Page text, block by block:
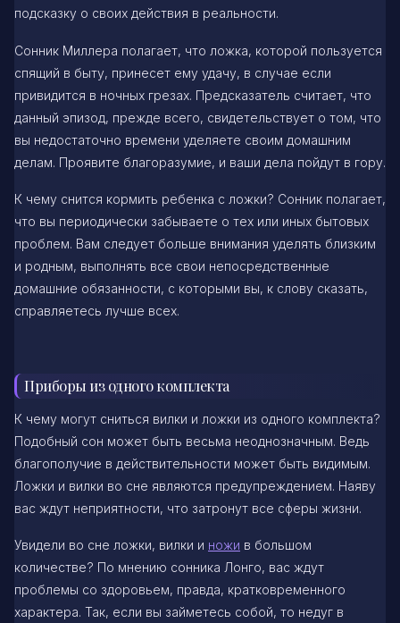
подсказку о своих действия в реальности.
Сонник Миллера полагает, что ложка, которой пользуется
спящий в быту, принесет ему удачу, в случае если
привидится в ночных грезах. Предсказатель считает, что
данный эпизод, прежде всего, свидетельствует о том, что
вы недостаточно времени уделяете своим домашним
делам. Проявите благоразумие, и ваши дела пойдут в гору.
К чему снится кормить ребенка с ложки? Сонник полагает,
что вы периодически забываете о тех или иных бытовых
проблем. Вам следует больше внимания уделять близким
и родным, выполнять все свои непосредственные
домашние обязанности, с которыми вы, к слову сказать,
справляетесь лучше всех.
Приборы из одного комплекта
К чему могут сниться вилки и ложки из одного комплекта?
Подобный сон может быть весьма неоднозначным. Ведь
благополучие в действительности может быть видимым.
Ложки и вилки во сне являются предупреждением. Наяву
вас ждут неприятности, что затронут все сферы жизни.
Увидели во сне ложки, вилки и ножи в большом
количестве? По мнению сонника Лонго, вас ждут
проблемы со здоровьем, правда, кратковременного
характера. Так, если вы займетесь собой, то недуг в